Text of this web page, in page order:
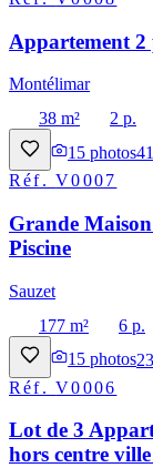
Appartement 2
Montélimar
38 m²
2 p.
15 photos
Réf.V0007
Grande
Piscine
Sauzet
177 m²
6 p.
15 photos
Réf.V0006
Lot de 3
hors centre